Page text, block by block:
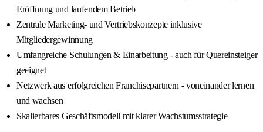
Eröffnung und laufendem Betrieb
Zentrale Marketing- und Vertriebskonzepte inklusive
Mitgliedergewinnung
Umfangreiche Schulungen & Einarbeitung - auch für Quereinsteiger
geeignet
Netzwerk aus erfolgreichen Franchisepartnern - voneinander lernen
und wachsen
Skalierbares Geschäftsmodell mit klarer Wachstumsstrategie